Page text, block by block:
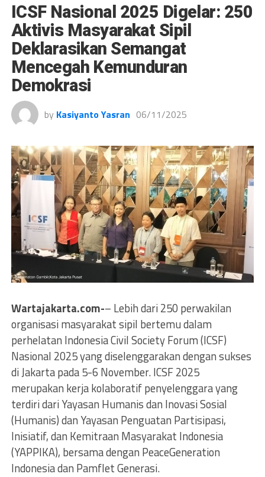
ICSF Nasional 2025 Digelar: 250
Aktivis Masyarakat Sipil
Deklarasikan Semangat
Mencegah Kemunduran
Demokrasi
by Kasiyanto Yasran 06/11/2025
Wartajakarta.com-– Lebih dari 250 perwakilan
organisasi masyarakat sipil bertemu dalam
perhelatan Indonesia Civil Society Forum (ICSF)
Nasional 2025 yang diselenggarakan dengan sukses
di Jakarta pada 5-6 November. ICSF 2025
merupakan kerja kolaboratif penyelenggara yang
terdiri dari Yayasan Humanis dan Inovasi Sosial
(Humanis) dan Yayasan Penguatan Partisipasi,
Inisiatif, dan Kemitraan Masyarakat Indonesia
(YAPPIKA), bersama dengan PeaceGeneration
Indonesia dan Pamflet Generasi.